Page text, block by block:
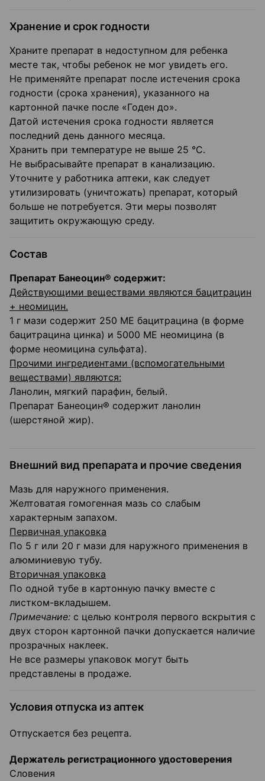
Хранение и срок годности
Храните препарат в недоступном для ребенка
месте так, чтобы ребенок не мог увидеть его.
Не применяйте препарат после истечения срока
годности (срока хранения), указанного на
картонной пачке после «Годен до».
Датой истечения срока годности является
последний день данного месяца.
Хранить при температуре не выше 25 °C.
Не выбрасывайте препарат в канализацию.
Уточните у работника аптеки, как следует
утилизировать (уничтожать) препарат, который
больше не потребуется. Эти меры позволят
защитить окружающую среду.
Состав
Препарат Банеоцин® содержит:
Действующими веществами являются бацитрацин
+ неомицин.
1 г мази содержит 250 МЕ бацитрацина (в форме
бацитрацина цинка) и 5000 МЕ неомицина (в
форме неомицина сульфата).
Прочими ингредиентами (вспомогательными
веществами) являются:
Ланолин, мягкий парафин, белый.
Препарат Банеоцин® содержит ланолин
(шерстяной жир).
Внешний вид препарата и прочие сведения
Мазь для наружного применения.
Желтоватая гомогенная мазь со слабым
характерным запахом.
Первичная упаковка
По 5 г или 20 г мази для наружного применения в
алюминиевую тубу.
Вторичная упаковка
По одной тубе в картонную пачку вместе с
листком-вкладышем.
Примечание: с целью контроля первого вскрытия с
двух сторон картонной пачки допускается наличие
прозрачных наклеек.
Не все размеры упаковок могут быть
представлены в продаже.
Условия отпуска из аптек
Отпускается без рецепта.
Держатель регистрационного удостоверения
Словения